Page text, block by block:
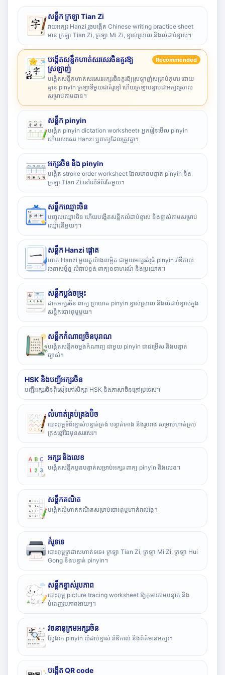
សន្លឹក ក្រឡា Tian Zi
វាយអក្សរ Hanzi រួចបង្កើត Chinese writing practice sheet
មាន ក្រឡា Tian Zi, ក្រឡា Mi Zi, ខ្ទាស់ស្រាល និងលំដាប់ខ្ទាស់។
បង្កើតសន្លឹកហាត់សរសេរចិនគួរឱ្យ
ស្រឡាញ់
Recommended
បង្កើតសន្លឹកហាត់សរសេរអក្សរចិនគួរឱ្យស្រឡាញ់សម្រាប់កុមារ ដោយ
គ្មាន pinyin ក្រឡាទីមួយជាគំរូខ្មៅ ហើយក្រឡាបន្ទាប់ជាអក្សរស្រាល
សម្រាប់តាមដាន។
សន្លឹក pinyin
បង្កើត pinyin dictation worksheet៖ អ្នករៀនមើល pinyin
ហើយសរសេរ Hanzi ឬពាក្យដែលត្រូវគ្នា។
អក្សរចិន និង pinyin
បង្កើត stroke order worksheet ដែលមានបន្ទាត់ pinyin និង
ក្រឡា Tian Zi នៅលើទំព័រតែមួយ។
សន្លឹកឈ្មោះចិន
បញ្ចូលឈ្មោះចិន ហើយបង្កើតសន្លឹកលំដាប់ខ្ទាស់ និងខ្ទាស់តាមសម្រាប់
ឈ្មោះនីមួយៗ។
សន្លឹក Hanzi ផ្តោត
ហាត់ Hanzi មួយតួយ៉ាងលម្អិត ជាមួយអក្សរគំរូធំ pinyin រ៉ាឌីកាល់
រចនាសម្ព័ន្ធ លំដាប់ខ្ទង់ ពាក្យឧទាហរណ៍ និងប្រយោគ។
សន្លឹកប្លង់ចម្រុះ
ដាក់អក្សរចិន ពាក្យ ប្រយោគ pinyin ខ្ទាស់ស្រាល និងលំដាប់ខ្ទាស់ក្នុង
សន្លឹកបោះពុម្ពមួយ។
សន្លឹកកំណាព្យចិនបុរាណ
បង្កើតសន្លឹកចម្លងកំណាព្យ ជាមួយ pinyin ជាជម្រើស និងបន្ទាត់
ច្បាស់។
HSK និងបញ្ជីអក្សរចិន
បញ្ជីអក្សរចិនពីសៀវភៅសិក្សា HSK និងភាសាចិនក្រៅប្រទេស។
លំហាត់គ្រប់គ្រងប៊ិច
បោះពុម្ពទំព័រខ្ទាស់បន្ទាត់ត្រង់ បន្ទាត់កោង និងរូបរាង សម្រាប់ហាត់គ្រប់
គ្រងខ្មៅដៃមុនសរសេរ។
អក្សរ និងលេខ
បង្កើតសន្លឹកបួនបន្ទាត់សម្រាប់អក្សរ ពាក្យ pinyin និងលេខ។
សន្លឹកគណិត
បង្កើតលំហាត់គណិតសម្រាប់បោះពុម្ពហាត់រាល់ថ្ងៃ។
គំរូទទេ
បោះពុម្ពក្រដាសហាត់ទទេ៖ ក្រឡា Tian Zi, ក្រឡា Mi Zi, ក្រឡា Hui
Gong និងបន្ទាត់ pinyin។
សន្លឹកខ្ទាស់រូបភាព
បោះពុម្ព picture tracing worksheet ឱ្យកុមារតាមបន្ទាត់ និង
បំពេញរូបភាពងាយៗ។
វចនានុក្រមអក្សរចិន
ស្វែងរក pinyin លំដាប់ខ្ទាស់ រ៉ាឌីកាល់ និងព័ត៌មានអក្សរ។
បង្កើត QR code